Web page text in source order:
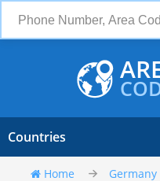
Countries
Home Germany